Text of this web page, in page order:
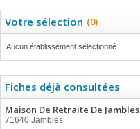
Votre sélection (0)
Aucun établissement sélectionné
Fiches déjà consultées
Maison De Retraite De Jambles
71640 Jambles